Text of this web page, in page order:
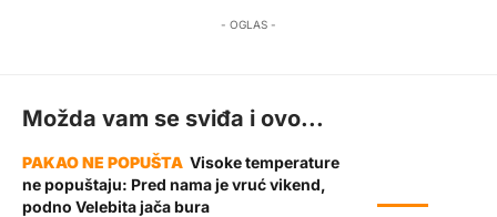
- OGLAS -
Možda vam se sviđa i ovo...
Visoke temperature
ne popuštaju: Pred nama je vruć vikend,
podno Velebita jača bura